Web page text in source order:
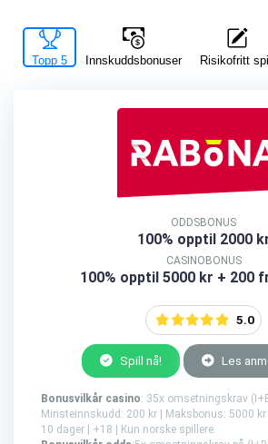
Topp 5 Innskuddsbonuser Risikofritt spill
ODDSBONUS
100% opptil 2000
CASINOBONUS
100% opptil 5000 kr + 200
5.0
Spill nå! Les
Bonusvilkår casino: 35x omsetningskrav
Minsteinnskudd: 200 kr | Maksbonus: 5000
10 dager | +18 | Kun norske spillere.